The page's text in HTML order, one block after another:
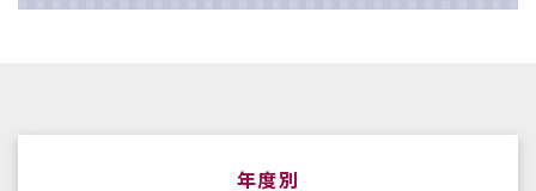
年度別